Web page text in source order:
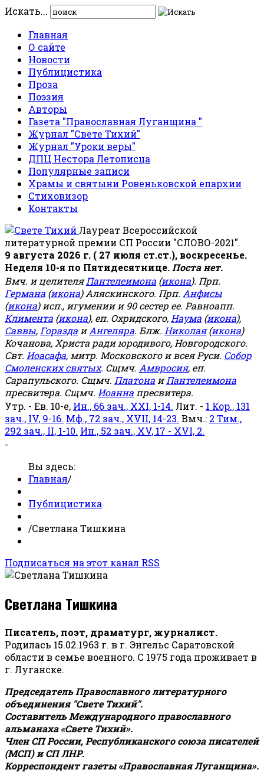
Искать...
Главная
О сайте
Новости
Публицистика
Проза
Поэзия
Авторы
Газета "Православная Луганщина "
Журнал "Свете Тихий"
Журнал "Уроки веры"
ДПЦ Нестора Летописца
Популярные записи
Храмы и святыни Ровеньковской епархии
Стиховизор
Контакты
Лауреат Всероссийской
литературной премии СП России "СЛОВО-2021".
9 августа 2026 г. ( 27 июля ст.ст.), воскресенье.
Неделя 10-я по Пятидесятнице. Поста нет.
Вмч. и целителяПантелеимона (икона). Прп.
Германа (икона) Аляскинского. Прп. Анфисы
(икона) исп., игумении и 90 сестер ее. Равноапп.
Климента (икона), еп. Охридского, Наума (икона),
Саввы, Горазда иАнгеляра. Блж. Николая(икона)
Кочанова, Христа ради юродивого, Новгородского.
Свт. Иоасафа, митр. Московского и всея Руси. Собор
Смоленских святых. Сщмч. Амвросия, еп.
Сарапульского. Сщмч. Платона иПантелеимона
пресвитера. Сщмч. Иоанна пресвитера.
Утр. - Ев. 10-е, Ин., 66 зач., XXI, 1-14. Лит. - 1 Кор., 131
зач., IV, 9-16. Мф., 72 зач., XVII, 14-23. Вмч.: 2 Тим.,
292 зач., II, 1-10. Ин., 52 зач., XV, 17 - XVI, 2.
-
Вы здесь:
Главная/
Публицистика
/Светлана Тишкина
Подписаться на этот канал RSS
Светлана Тишкина
Писатель, поэт, драматург, журналист.
Родилась 15.02.1963 г. в г. Энгельс Саратовской
области в семье военного. С 1975 года проживает в
г. Луганске.
Председатель Православного литературного
объединения "Свете Тихий".
Составитель Международного православного
альманаха «Свете Тихий».
Член СП России, Республиканского союза писателей
(МСП) и СП ЛНР.
Корреспондент газеты «Православная Луганщина».